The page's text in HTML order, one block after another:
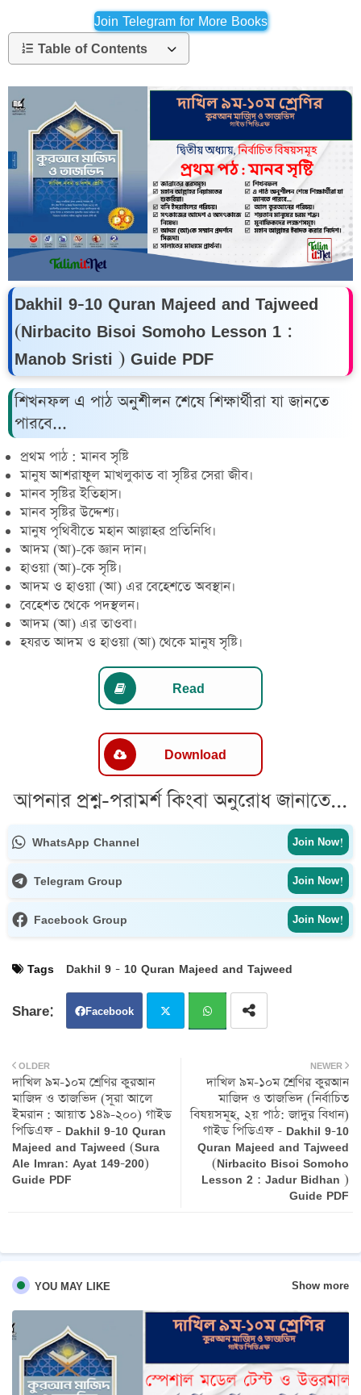
Join Telegram for More Books
Table of Contents
Dakhil 9-10 Quran Majeed and Tajweed
(Nirbacito Bisoi Somoho Lesson 1 :
Manob Sristi ) Guide PDF
শিখনফল এ পাঠ অনুশীলন শেষে শিক্ষার্থীরা যা জানতে
পারবে...
প্রথম পাঠ : মানব সৃষ্টি
মানুষ আশরাফুল মাখলুকাত বা সৃষ্টির সেরা জীব।
মানব সৃষ্টির ইতিহাস।
মানব সৃষ্টির উদ্দেশ্য।
মানুষ পৃথিবীতে মহান আল্লাহর প্রতিনিধি।
আদম (আ)-কে জ্ঞান দান।
হাওয়া (আ)-কে সৃষ্টি।
আদম ও হাওয়া (আ) এর বেহেশতে অবস্থান।
বেহেশত থেকে পদস্থলন।
আদম (আ) এর তাওবা।
হযরত আদম ও হাওয়া (আ) থেকে মানুষ সৃষ্টি।
Read
Download
আপনার প্রশ্ন-পরামর্শ কিংবা অনুরোধ জানাতে...
WhatsApp Channel Join Now!
Telegram Group Join Now!
Facebook Group Join Now!
Tags Dakhil 9 - 10 Quran Majeed and Tajweed
Facebook
atsa
pp
NEWER
দাখিল ৯ম-১০ম শ্রেণির কুরআন
মাজিদ ও তাজভিদ (নির্বাচিত
বিষয়সমূহ, ২য় পাঠ: জাদুর বিধান)
গাইড পিডিএফ - Dakhil 9-10
Quran Majeed and Tajweed
(Nirbacito Bisoi Somoho
Lesson 2 : Jadur Bidhan )
Guide PDF
OLDER
দাখিল ৯ম-১০ম শ্রেণির কুরআন
মাজিদ ও তাজভিদ (সূরা আলে
ইমরান : আয়াত ১৪৯-২০০) গাইড
পিডিএফ - Dakhil 9-10 Quran
Majeed and Tajweed (Sura
Ale Imran: Ayat 149-200)
Guide PDF
YOU MAY LIKE Show more